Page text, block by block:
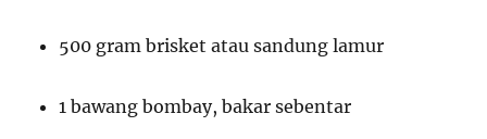
500 gram brisket atau sandung lamur
1 bawang bombay, bakar sebentar